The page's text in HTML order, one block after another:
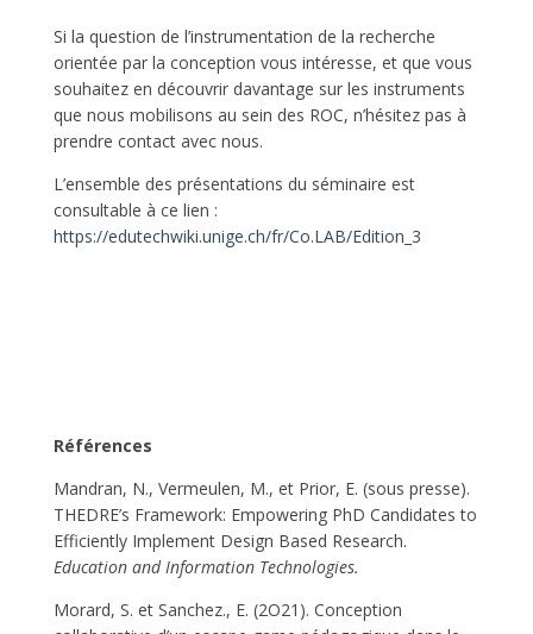
Si la question de l’instrumentation de la recherche
orientée par la conception vous intéresse, et que vous
souhaitez en découvrir davantage sur les instruments
que nous mobilisons au sein des ROC, n’hésitez pas à
prendre contact avec nous.
L’ensemble des présentations du séminaire est
consultable à ce lien :
https://edutechwiki.unige.ch/fr/Co.LAB/Edition_3
Références
Mandran, N., Vermeulen, M., et Prior, E. (sous presse).
THEDRE’s Framework: Empowering PhD Candidates to
Efficiently Implement Design Based Research.
Education and Information Technologies.
Morard, S. et Sanchez., E. (2O21). Conception